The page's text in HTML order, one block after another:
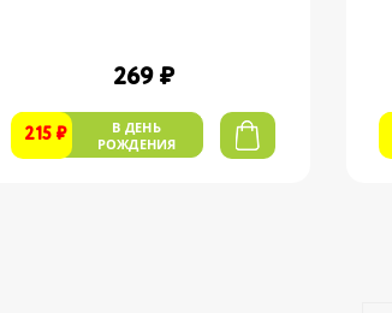
269 ₽
215 ₽
В ДЕНЬ
РОЖДЕНИЯ